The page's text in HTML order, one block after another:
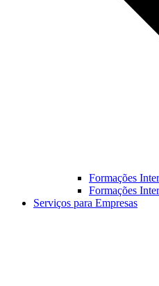
Formações
Formações
Serviços para Empresas